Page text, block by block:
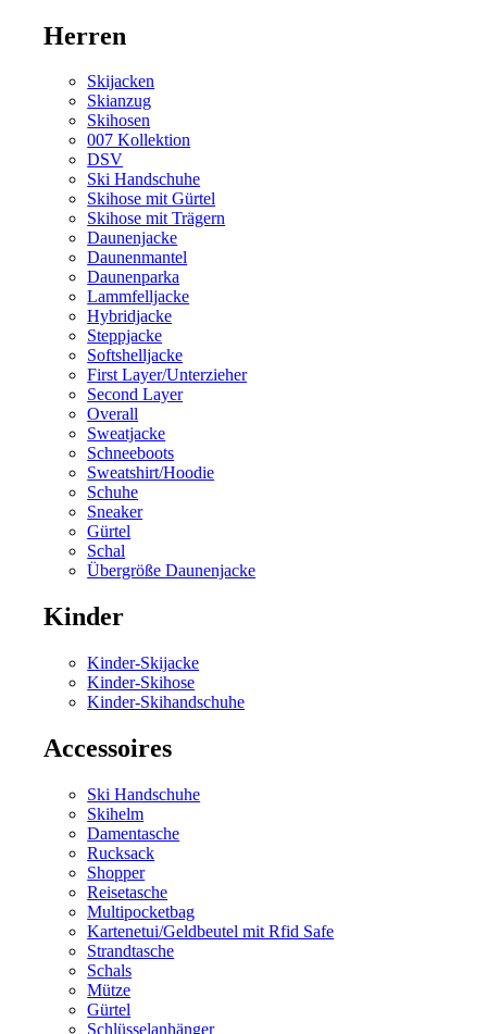
Herren
Skijacken
Skianzug
Skihosen
007 Kollektion
DSV
Ski Handschuhe
Skihose mit Gürtel
Skihose mit Trägern
Daunenjacke
Daunenmantel
Daunenparka
Lammfelljacke
Hybridjacke
Steppjacke
Softshelljacke
First Layer/Unterzieher
Second Layer
Overall
Sweatjacke
Schneeboots
Sweatshirt/Hoodie
Schuhe
Sneaker
Gürtel
Schal
Übergröße Daunenjacke
Kinder
Kinder-Skijacke
Kinder-Skihose
Kinder-Skihandschuhe
Accessoires
Ski Handschuhe
Skihelm
Damentasche
Rucksack
Shopper
Reisetasche
Multipocketbag
Kartenetui/Geldbeutel mit Rfid Safe
Strandtasche
Schals
Mütze
Gürtel
Schlüsselanhänger